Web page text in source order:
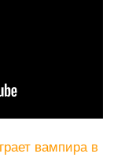
вампира в